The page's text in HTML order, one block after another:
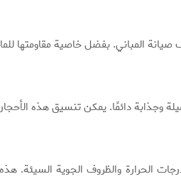
المباني. بفضل خاصية مقاومتها
وجذابة دائمًا. يمكن تنسيق هذه
الحرارة والظروف الجوية السيئة.